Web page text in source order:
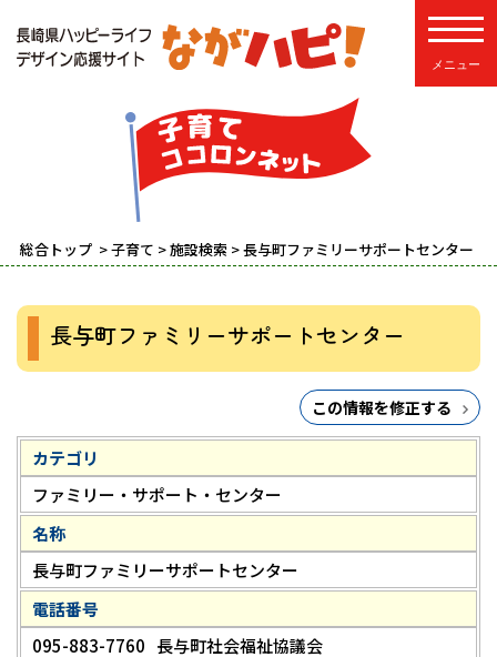
総合トップ >子育て >施設検索 > 長与町ファミリーサポートセンター
長与町ファミリーサポートセンター
この情報を修正する
カテゴリ
ファミリー・サポート・センター
名称
長与町ファミリーサポートセンター
電話番号
095-883-7760 長与町社会福祉協議会